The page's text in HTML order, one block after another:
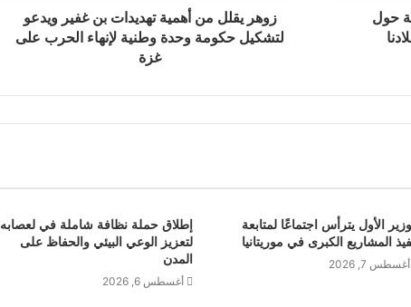
حول
زوهر يقلل من أهمية تهديدات بن غفير ويدعو
لتشكيل حكومة وحدة وطنية لإنهاء الحرب على
غزة
الأول يترأس اجتماعًا لمتابعة
المشاريع الكبرى في موريتانيا
أغسطس 7, 2026
إطلاق حملة نظافة شاملة في لعصابه
لتعزيز الوعي البيئي والحفاظ على
المدن
أغسطس 6, 2026